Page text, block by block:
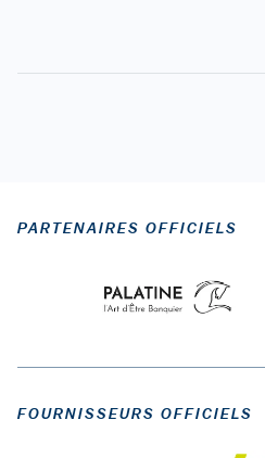
PARTENAIRES OFFICIELS
FOURNISSEURS OFFICIELS